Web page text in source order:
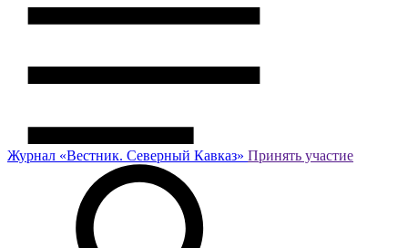
Журнал «Вестник. Северный Кавказ» Принять участие